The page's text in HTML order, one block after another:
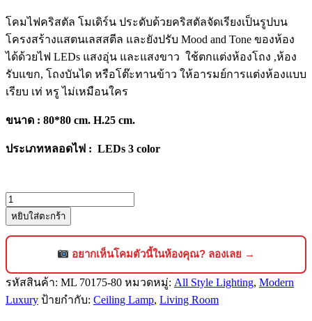
โคมไฟคริสตัล โมเดิร์น ประดับด้วยคริสตัลจัดเรียงเป็นรูปบน
โครงสร้างแสตนเลสสตีล และยังปรับ Mood and Tone ของห้อง
ได้ด้วยไฟ LEDs แสงอุ่น และแสงขาว ใช้ตกแต่งห้องโถง ,ห้อง
รับแขก, โถงบันได หรือโต๊ะทานข้าว ให้อารมย์การแต่งห้องแบบ
เรียบ เท่ หรู ไม่เหมือนใคร
ขนาด : 80*80 cm. H.25 cm.
ประเภทหลอดไฟ : LEDs 3 color
จำนวน
โคม
ไฟ
ติด
เพดาน
สไตล์
หยิบใส่ตะกร้า
อยากเห็นโคมตัวนี้ในห้องคุณ? ลองเลย →
รหัสสินค้า: ML 70175-80 หมวดหมู่: All Style Lighting, Modern
Luxury ป้ายกำกับ: Ceiling Lamp, Living Room